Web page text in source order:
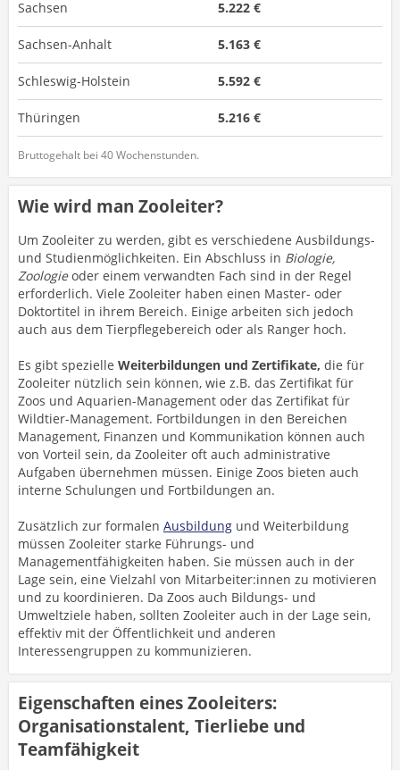
Sachsen 5.222 €
Sachsen-Anhalt 5.163 €
Schleswig-Holstein 5.592 €
Thüringen 5.216 €
Bruttogehalt bei 40 Wochenstunden.
Wie wird man Zooleiter?
Um Zooleiter zu werden, gibt es verschiedene Ausbildungs-
und Studienmöglichkeiten. Ein Abschluss in Biologie,
Zoologieoder einem verwandten Fach sind in der Regel
erforderlich. Viele Zooleiter haben einen Master- oder
Doktortitel in ihrem Bereich. Einige arbeiten sich jedoch
auch aus dem Tierpflegebereich oder als Ranger hoch.
Es gibt spezielle Weiterbildungen und Zertifikate, die für
Zooleiter nützlich sein können, wie z.B. das Zertifikat für
Zoos und Aquarien-Management oder das Zertifikat für
Wildtier-Management. Fortbildungen in den Bereichen
Management, Finanzen und Kommunikation können auch
von Vorteil sein, da Zooleiter oft auch administrative
Aufgaben übernehmen müssen. Einige Zoos bieten auch
interne Schulungen und Fortbildungen an.
Zusätzlich zur formalen Ausbildung und Weiterbildung
müssen Zooleiter starke Führungs- und
Managementfähigkeiten haben. Sie müssen auch in der
Lage sein, eine Vielzahl von Mitarbeiter:innen zu motivieren
und zu koordinieren. Da Zoos auch Bildungs- und
Umweltziele haben, sollten Zooleiter auch in der Lage sein,
effektiv mit der Öffentlichkeit und anderen
Interessengruppen zu kommunizieren.
Eigenschaften eines Zooleiters:
Organisationstalent, Tierliebe und
Teamfähigkeit